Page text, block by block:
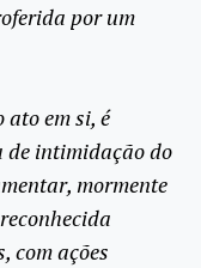
por um
em si, é
intimidação do
mormente
com ações